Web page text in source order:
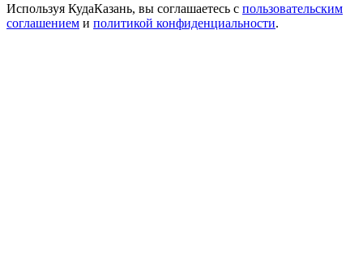
Используя КудаКазань, вы соглашаетесь с пользовательским
соглашением и политикой конфиденциальности.